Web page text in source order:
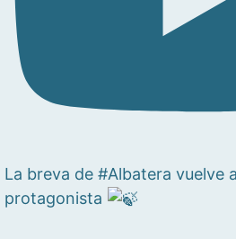
La breva de #Albatera vuelve
protagonista